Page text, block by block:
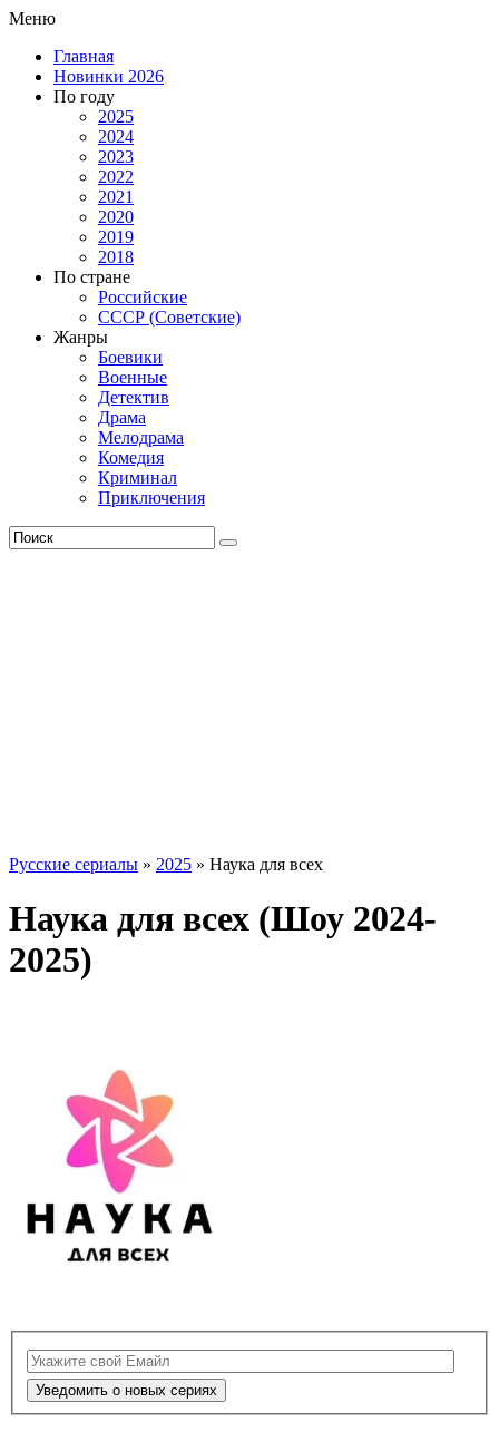
Меню
Главная
Новинки 2026
По году
2025
2024
2023
2022
2021
2020
2019
2018
По стране
Российские
СССР (Советские)
Жанры
Боевики
Военные
Детектив
Драма
Мелодрама
Комедия
Криминал
Приключения
Русские сериалы » 2025 » Наука для всех
Наука для всех (Шоу 2024-
2025)
Уведомить о новых сериях